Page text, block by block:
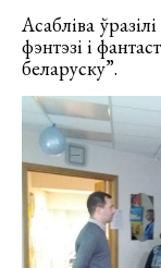
Асабліва
фэнтэзі і
беларуску”.